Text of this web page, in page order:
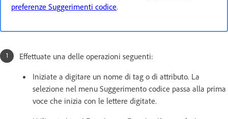
preferenze Suggerimenti codice.
Effettuate una delle operazioni seguenti:
Iniziate a digitare un nome di tag o di attributo. La
selezione nel menu Suggerimento codice passa alla prima
voce che inizia con le lettere digitate.